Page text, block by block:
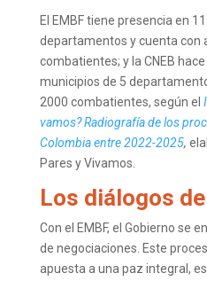
El EMBF tiene presencia en
departamentos y cuenta con
combatientes; y la CNEB
municipios de 5
2000 combatientes, según el
vamos? Radiografía de los
Colombia entre 2022-2025,
Pares y Vivamos.
Los diálogos
Con el EMBF, el Gobierno se
de negociaciones. Este
apuesta a una paz integral,